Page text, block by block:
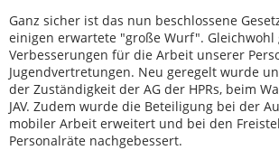
Ganz sicher ist das nun beschlossene
einigen erwartete "große Wurf". Gleichwohl
Verbesserungen für die Arbeit unserer
Jugendvertretungen. Neu geregelt wurde
der Zuständigkeit der AG der HPRs, beim
JAV. Zudem wurde die Beteiligung bei der
mobiler Arbeit erweitert und bei den
Personalräte nachgebessert.